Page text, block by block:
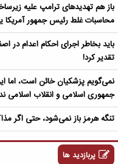
باز هم تهدیدهای ترامپ علیه
محاسبات غلط رئیس جمهور آمریکا
باید بخاطر اجرای احکام اعدام در
تقدیر کرد!
نمی‌گویم پزشکیان خائن است، اما
جمهوری اسلامی و انقلاب اسلامی
تنگه هرمز باز نمی‌شود، حتی اگر
پربازدید ها